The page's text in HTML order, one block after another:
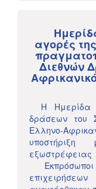
αγορές
Διεθνών
Η Ημερίδα
δράσεων του
Ελληνο-